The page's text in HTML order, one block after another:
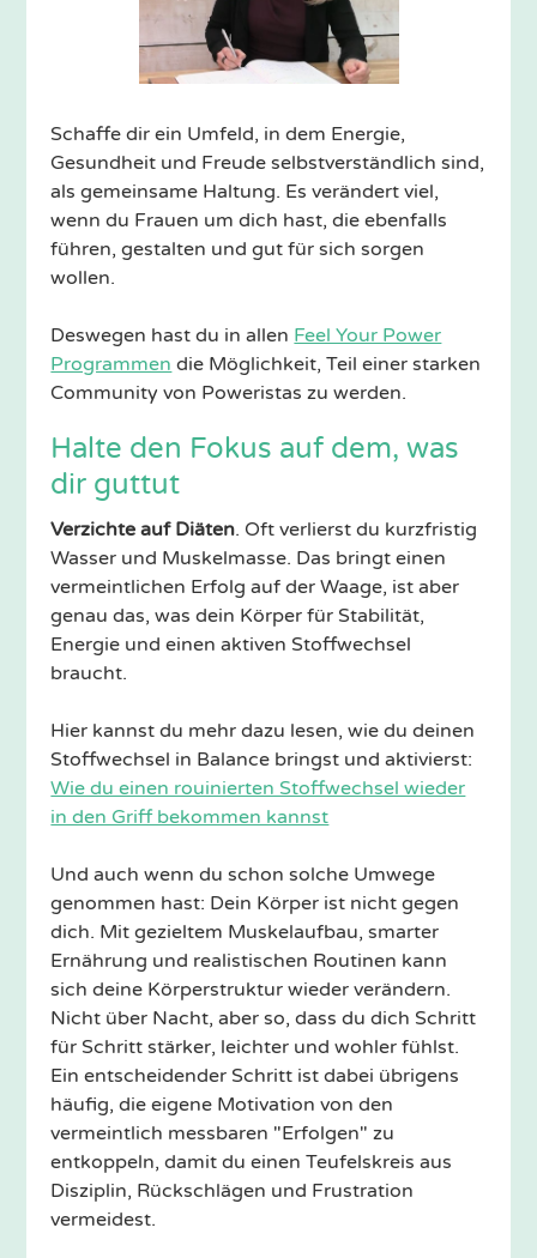
Schaffe dir ein Umfeld, in dem Energie,
Gesundheit und Freude selbstverständlich sind,
als gemeinsame Haltung. Es verändert viel,
wenn du Frauen um dich hast, die ebenfalls
führen, gestalten und gut für sich sorgen
wollen.
Deswegen hast du in allen Feel Your Power
Programmen die Möglichkeit, Teil einer starken
Community von Poweristas zu werden.
Halte den Fokus auf dem, was
dir guttut
Verzichte auf Diäten. Oft verlierst du kurzfristig
Wasser und Muskelmasse. Das bringt einen
vermeintlichen Erfolg auf der Waage, ist aber
genau das, was dein Körper für Stabilität,
Energie und einen aktiven Stoffwechsel
braucht.
Hier kannst du mehr dazu lesen, wie du deinen
Stoffwechsel in Balance bringst und aktivierst:
Wie du einen rouinierten Stoffwechsel wieder
in den Griff bekommen kannst
Und auch wenn du schon solche Umwege
genommen hast: Dein Körper ist nicht gegen
dich. Mit gezieltem Muskelaufbau, smarter
Ernährung und realistischen Routinen kann
sich deine Körperstruktur wieder verändern.
Nicht über Nacht, aber so, dass du dich Schritt
für Schritt stärker, leichter und wohler fühlst.
Ein entscheidender Schritt ist dabei übrigens
häufig, die eigene Motivation von den
vermeintlich messbaren "Erfolgen" zu
entkoppeln, damit du einen Teufelskreis aus
Disziplin, Rückschlägen und Frustration
vermeidest.